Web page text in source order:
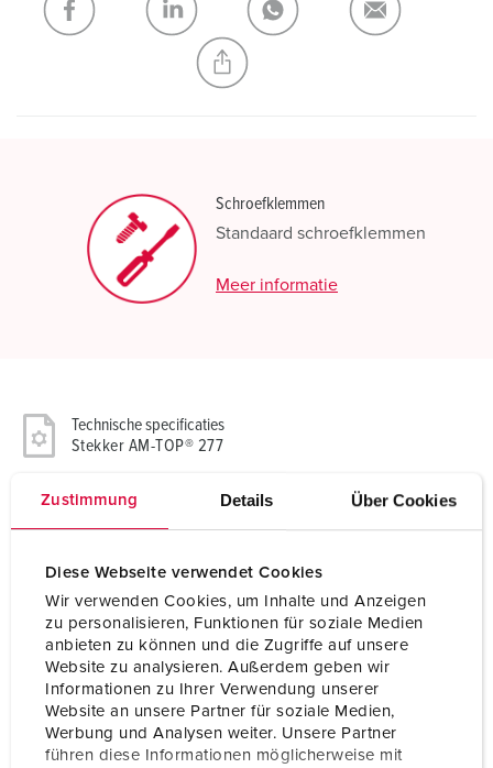
Zustimmung Details Über Cookies
Diese Webseite verwendet Cookies
Wir verwenden Cookies, um Inhalte und Anzeigen
zu personalisieren, Funktionen für soziale Medien
anbieten zu können und die Zugriffe auf unsere
Website zu analysieren. Außerdem geben wir
Informationen zu Ihrer Verwendung unserer
Website an unsere Partner für soziale Medien,
Werbung und Analysen weiter. Unsere Partner
führen diese Informationen möglicherweise mit
NIEUW LIJST MAKEN
Schroefklemmen
Standaard schroefklemmen
Meer informatie
Technische specificaties
Stekker AM-TOP® 277
Ampère
Voltage
Uurstand 4 h
Hertz 50-60 Hz
Aansluittechniek schroefklemmen